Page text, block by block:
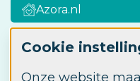
Cookie
Onze website
Azora.nl
Azora Academy